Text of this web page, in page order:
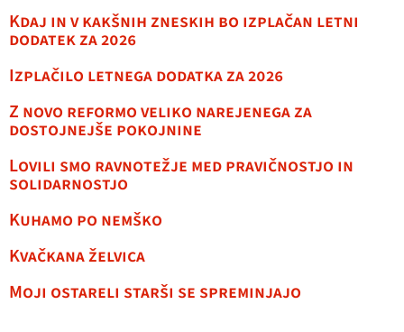
Kdaj in v kakšnih zneskih bo izplačan letni
dodatek za 2026
Izplačilo letnega dodatka za 2026
Z novo reformo veliko narejenega za
dostojnejše pokojnine
Lovili smo ravnotežje med pravičnostjo in
solidarnostjo
Kuhamo po nemško
Kvačkana želvica
Moji ostareli starši se spreminjajo